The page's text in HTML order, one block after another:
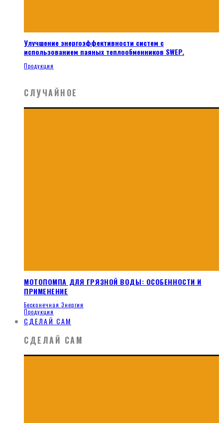
Улучшение энергоэффективности систем с
использованием паяных теплообменников SWEP.
Продукция
СЛУЧАЙНОЕ
МОТОПОМПА ДЛЯ ГРЯЗНОЙ ВОДЫ: ОСОБЕННОСТИ И
ПРИМЕНЕНИЕ
Бесконечная Энергия
Продукция
СДЕЛАЙ САМ
СДЕЛАЙ САМ